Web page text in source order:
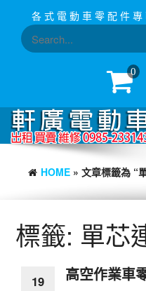
content
各 式 電 動 車 零 配 件 專
0
HOME » 文章標籤為 “
標籤: 單芯
19 高空作業車